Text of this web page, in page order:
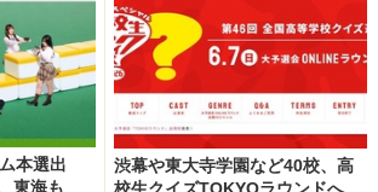
本選出
東海も
渋幕や東大寺学園など40校、高